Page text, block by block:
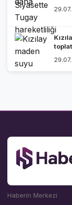
Haberin Merkezi